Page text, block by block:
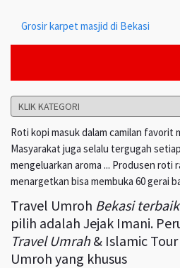
Grosir karpet masjid di Bekasi
Roti kopi masuk dalam camilan favorit
Masyarakat juga selalu tergugah
mengeluarkan aroma ... Produsen roti
menargetkan bisa membuka 60 gerai
Travel Umroh Bekasi terbaik
pilih adalah Jejak Imani.
Travel Umrah& Islamic
Umroh yang khusus